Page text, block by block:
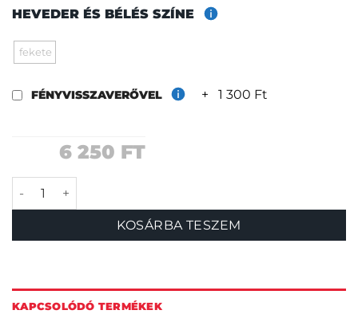
HEVEDER ÉS BÉLÉS SZÍNE
fekete
FÉNYVISSZAVERŐVEL + 1 300 Ft
6 250 FT
Frozen póráz mennyiség
KOSÁRBA TESZEM
KAPCSOLÓDÓ TERMÉKEK